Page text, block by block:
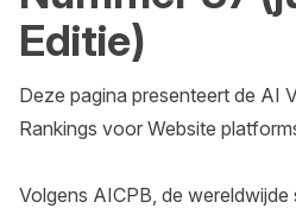
Editie)
Deze pagina presenteert de AI
Rankings voor Website
Volgens AICPB, de